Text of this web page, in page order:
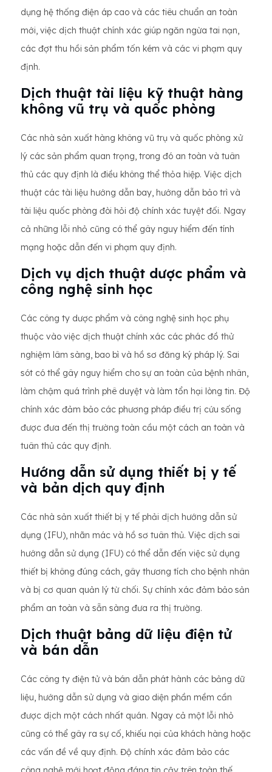
dụng hệ thống điện áp cao và các tiêu chuẩn an toàn
mới, việc dịch thuật chính xác giúp ngăn ngừa tai nạn,
các đợt thu hồi sản phẩm tốn kém và các vi phạm quy
định.
Dịch thuật tài liệu kỹ thuật hàng
không vũ trụ và quốc phòng
Các nhà sản xuất hàng không vũ trụ và quốc phòng xử
lý các sản phẩm quan trọng, trong đó an toàn và tuân
thủ các quy định là điều không thể thỏa hiệp. Việc dịch
thuật các tài liệu hướng dẫn bay, hướng dẫn bảo trì và
tài liệu quốc phòng đòi hỏi độ chính xác tuyệt đối. Ngay
cả những lỗi nhỏ cũng có thể gây nguy hiểm đến tính
mạng hoặc dẫn đến vi phạm quy định.
Dịch vụ dịch thuật dược phẩm và
công nghệ sinh học
Các công ty dược phẩm và công nghệ sinh học phụ
thuộc vào việc dịch thuật chính xác các phác đồ thử
nghiệm lâm sàng, bao bì và hồ sơ đăng ký pháp lý. Sai
sót có thể gây nguy hiểm cho sự an toàn của bệnh nhân,
làm chậm quá trình phê duyệt và làm tổn hại lòng tin. Độ
chính xác đảm bảo các phương pháp điều trị cứu sống
được đưa đến thị trường toàn cầu một cách an toàn và
tuân thủ các quy định.
Hướng dẫn sử dụng thiết bị y tế
và bản dịch quy định
Các nhà sản xuất thiết bị y tế phải dịch hướng dẫn sử
dụng (IFU), nhãn mác và hồ sơ tuân thủ. Việc dịch sai
hướng dẫn sử dụng (IFU) có thể dẫn đến việc sử dụng
thiết bị không đúng cách, gây thương tích cho bệnh nhân
và bị cơ quan quản lý từ chối. Sự chính xác đảm bảo sản
phẩm an toàn và sẵn sàng đưa ra thị trường.
Dịch thuật bảng dữ liệu điện tử
và bán dẫn
Các công ty điện tử và bán dẫn phát hành các bảng dữ
liệu, hướng dẫn sử dụng và giao diện phần mềm cần
được dịch một cách nhất quán. Ngay cả một lỗi nhỏ
cũng có thể gây ra sự cố, khiếu nại của khách hàng hoặc
các vấn đề về quy định. Độ chính xác đảm bảo các